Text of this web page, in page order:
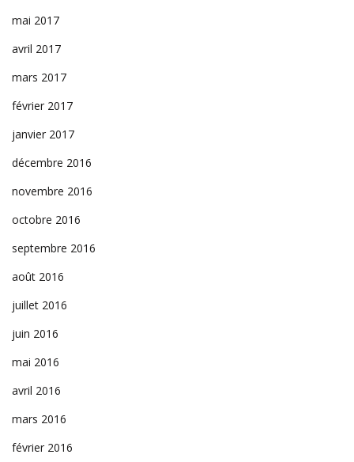
mai 2017
avril 2017
mars 2017
février 2017
janvier 2017
décembre 2016
novembre 2016
octobre 2016
septembre 2016
août 2016
juillet 2016
juin 2016
mai 2016
avril 2016
mars 2016
février 2016